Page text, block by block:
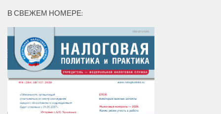
В СВЕЖЕМ НОМЕРЕ: